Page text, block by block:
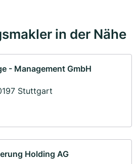
in der Nähe
- Management GmbH
Stuttgart
Holding AG